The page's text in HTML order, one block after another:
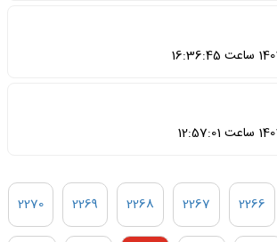
2266
2267
2268
2269
2270